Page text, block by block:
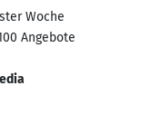
Woche
Angebote